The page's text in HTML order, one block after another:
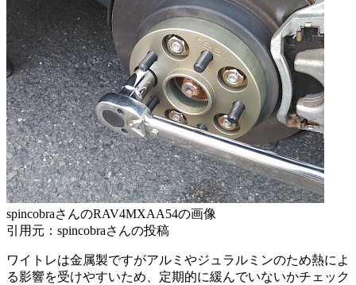
spincobraさんのRAV4MXAA54の画像
引用元：spincobraさんの投稿
ワイトレは金属製ですがアルミやジュラルミンのため熱によ
る影響を受けやすいため、定期的に緩んでいないかチェック